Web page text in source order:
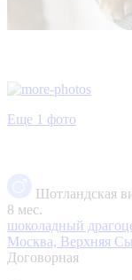
Еще 1 фото
Шотландская
8 мес.
шоколадный
Москва, Верхняя
Договорная